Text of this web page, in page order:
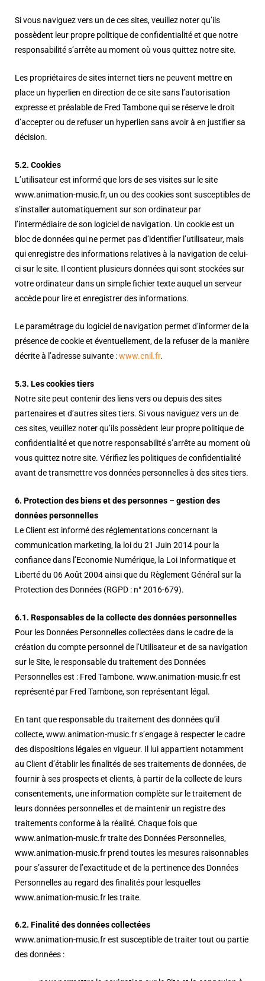
Si vous naviguez vers un de ces sites, veuillez noter qu’ils
possèdent leur propre politique de confidentialité et que notre
responsabilité s’arrête au moment où vous quittez notre site.
Les propriétaires de sites internet tiers ne peuvent mettre en
place un hyperlien en direction de ce site sans l’autorisation
expresse et préalable de Fred Tambone qui se réserve le droit
d’accepter ou de refuser un hyperlien sans avoir à en justifier sa
décision.
5.2. Cookies
L’utilisateur est informé que lors de ses visites sur le site
www.animation-music.fr, un ou des cookies sont susceptibles de
s’installer automatiquement sur son ordinateur par
l’intermédiaire de son logiciel de navigation. Un cookie est un
bloc de données qui ne permet pas d’identifier l’utilisateur, mais
qui enregistre des informations relatives à la navigation de celui-
ci sur le site. Il contient plusieurs données qui sont stockées sur
votre ordinateur dans un simple fichier texte auquel un serveur
accède pour lire et enregistrer des informations.
Le paramétrage du logiciel de navigation permet d’informer de la
présence de cookie et éventuellement, de la refuser de la manière
décrite à l’adresse suivante :www.cnil.fr.
5.3. Les cookies tiers
Notre site peut contenir des liens vers ou depuis des sites
partenaires et d’autres sites tiers. Si vous naviguez vers un de
ces sites, veuillez noter qu’ils possèdent leur propre politique de
confidentialité et que notre responsabilité s’arrête au moment où
vous quittez notre site. Vérifiez les politiques de confidentialité
avant de transmettre vos données personnelles à des sites tiers.
6. Protection des biens et des personnes – gestion des
données personnelles
Le Client est informé des réglementations concernant la
communication marketing, la loi du 21 Juin 2014 pour la
confiance dans l’Economie Numérique, la Loi Informatique et
Liberté du 06 Août 2004 ainsi que du Règlement Général sur la
Protection des Données (RGPD : n° 2016-679).
6.1. Responsables de la collecte des données personnelles
Pour les Données Personnelles collectées dans le cadre de la
création du compte personnel de l’Utilisateur et de sa navigation
sur le Site, le responsable du traitement des Données
Personnelles est : Fred Tambone. www.animation-music.fr est
représenté par Fred Tambone, son représentant légal.
En tant que responsable du traitement des données qu’il
collecte, www.animation-music.fr s’engage à respecter le cadre
des dispositions légales en vigueur. Il lui appartient notamment
au Client d’établir les finalités de ses traitements de données, de
fournir à ses prospects et clients, à partir de la collecte de leurs
consentements, une information complète sur le traitement de
leurs données personnelles et de maintenir un registre des
traitements conforme à la réalité. Chaque fois que
www.animation-music.fr traite des Données Personnelles,
www.animation-music.fr prend toutes les mesures raisonnables
pour s’assurer de l’exactitude et de la pertinence des Données
Personnelles au regard des finalités pour lesquelles
www.animation-music.fr les traite.
6.2. Finalité des données collectées
www.animation-music.fr est susceptible de traiter tout ou partie
des données :